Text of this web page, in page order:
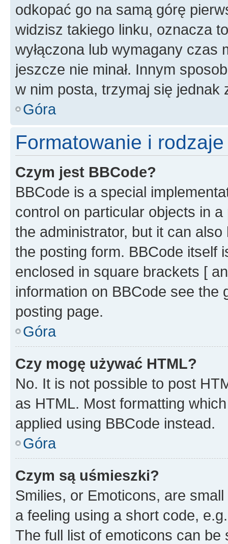
odkopać go na samą górę
widzisz takiego linku, oznacza
wyłączona lub wymagany czas
jeszcze nie minał. Innym
w nim posta, trzymaj się jednak
Góra
Formatowanie i
Czym jest BBCode?
BBCode is a special
control on particular objects in
the administrator, but it can
the posting form. BBCode itself
enclosed in square brackets [
information on BBCode see
posting page.
Góra
Czy mogę używać HTML?
No. It is not possible to post
as HTML. Most formatting
applied using BBCode instead.
Góra
Czym są uśmieszki?
Smilies, or Emoticons, are
a feeling using a short code,
The full list of emoticons can